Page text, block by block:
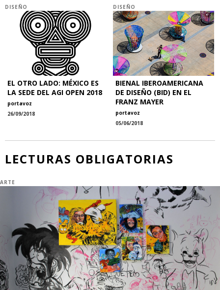
DISEÑO
EL OTRO LADO: MÉXICO ES
LA SEDE DEL AGI OPEN 2018
portavoz
26/09/2018
DISEÑO
BIENAL IBEROAMERICANA
DE DISEÑO (BID) EN EL
FRANZ MAYER
portavoz
05/06/2018
LECTURAS OBLIGATORIAS
ARTE